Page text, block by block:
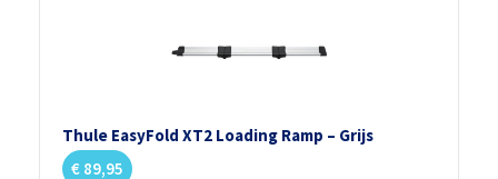
Thule EasyFold XT2 Loading Ramp – Grijs
€ 89,95